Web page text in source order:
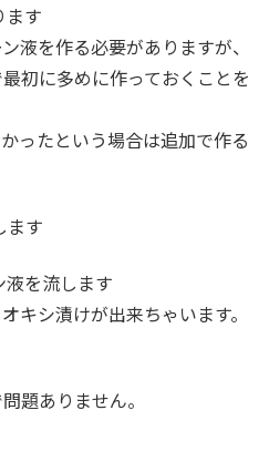
す
液を作る必要がありますが、
初に多めに作っておくことを
ったという場合は追加で作る
ます
を流します
キシ漬けが出来ちゃいます。
題ありません。